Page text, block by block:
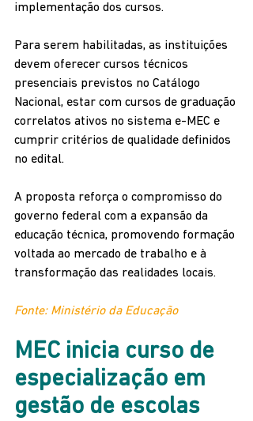
implementação dos cursos.
Para serem habilitadas, as instituições
devem oferecer cursos técnicos
presenciais previstos no Catálogo
Nacional, estar com cursos de graduação
correlatos ativos no sistema e-MEC e
cumprir critérios de qualidade definidos
no edital.
A proposta reforça o compromisso do
governo federal com a expansão da
educação técnica, promovendo formação
voltada ao mercado de trabalho e à
transformação das realidades locais.
Fonte: Ministério da Educação
MEC inicia curso de
especialização em
gestão de escolas